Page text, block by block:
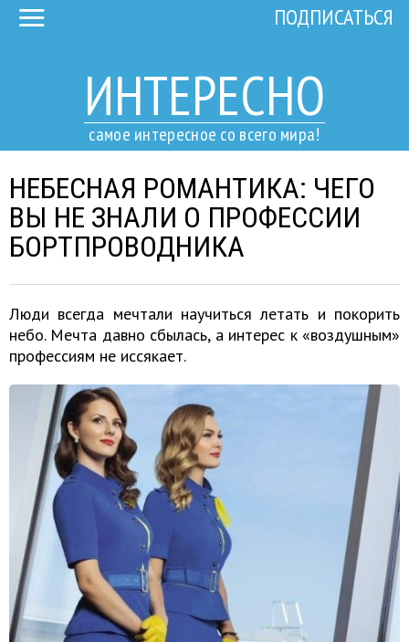
ИНТЕРЕСНО
самое интересное со всего мира!
ПОДПИСАТЬСЯ
НЕБЕСНАЯ РОМАНТИКА: ЧЕГО
ВЫ НЕ ЗНАЛИ О ПРОФЕССИИ
БОРТПРОВОДНИКА
Люди всегда мечтали научиться летать и покорить
небо. Мечта давно сбылась, а интерес к «воздушным»
профессиям не иссякает.